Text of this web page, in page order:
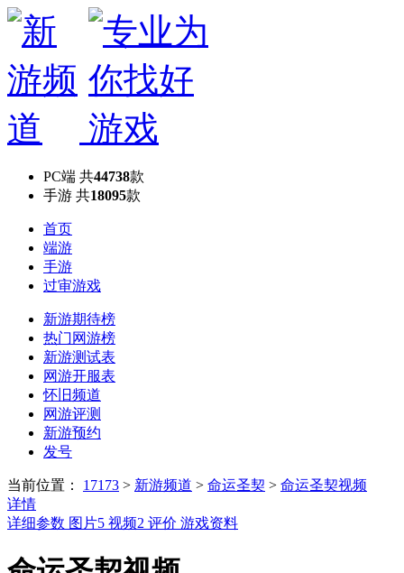
PC端 共44738款
手游 共18095款
首页
端游
手游
过审游戏
新游期待榜
热门网游榜
新游测试表
网游开服表
怀旧频道
网游评测
新游预约
发号
当前位置： 17173 > 新游频道 > 命运圣契 > 命运圣契视频
详情
详细参数 图片5 视频2 评价 游戏资料